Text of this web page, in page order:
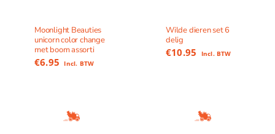
Moonlight Beauties
unicorn color change
met boom assorti
€6.95 Incl. BTW
Wilde dieren set 6
delig
€10.95 Incl. BTW